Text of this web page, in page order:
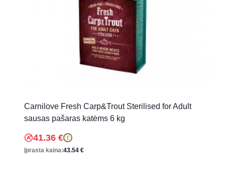
Carnilove Fresh Carp&Trout Sterilised for Adult
sausas pašaras katėms 6 kg
41.36 € !
Įprasta kaina:43.54 €